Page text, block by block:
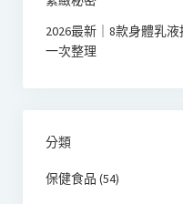
2026最新｜8款身體乳
一次整理
分類
保健食品 (54)